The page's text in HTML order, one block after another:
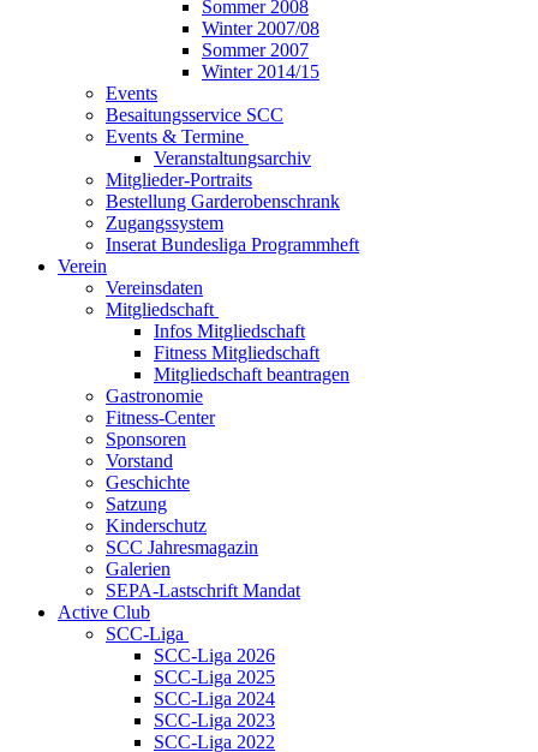
Sommer 2008
Winter 2007/08
Sommer 2007
Winter 2014/15
Events
Besaitungsservice SCC
Events & Termine
Veranstaltungsarchiv
Mitglieder-Portraits
Bestellung Garderobenschrank
Zugangssystem
Inserat Bundesliga Programmheft
Verein
Vereinsdaten
Mitgliedschaft
Infos Mitgliedschaft
Fitness Mitgliedschaft
Mitgliedschaft beantragen
Gastronomie
Fitness-Center
Sponsoren
Vorstand
Geschichte
Satzung
Kinderschutz
SCC Jahresmagazin
Galerien
SEPA-Lastschrift Mandat
Active Club
SCC-Liga
SCC-Liga 2026
SCC-Liga 2025
SCC-Liga 2024
SCC-Liga 2023
SCC-Liga 2022